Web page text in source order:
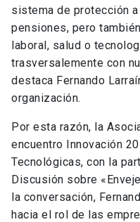
sistema de protección
pensiones, pero
laboral, salud o
trasversalemente con
destaca Fernando
organización.
Por esta razón, la
encuentro Innovación
Tecnológicas, con la
Discusión sobre
la conversación,
hacia el rol de las